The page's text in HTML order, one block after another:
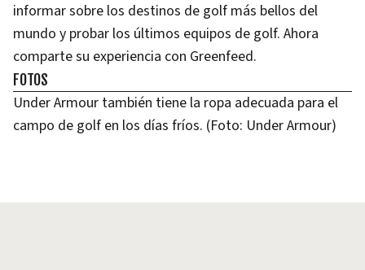
informar sobre los destinos de golf más bellos del
mundo y probar los últimos equipos de golf. Ahora
comparte su experiencia con Greenfeed.
FOTOS
Under Armour también tiene la ropa adecuada para el
campo de golf en los días fríos. (Foto: Under Armour)